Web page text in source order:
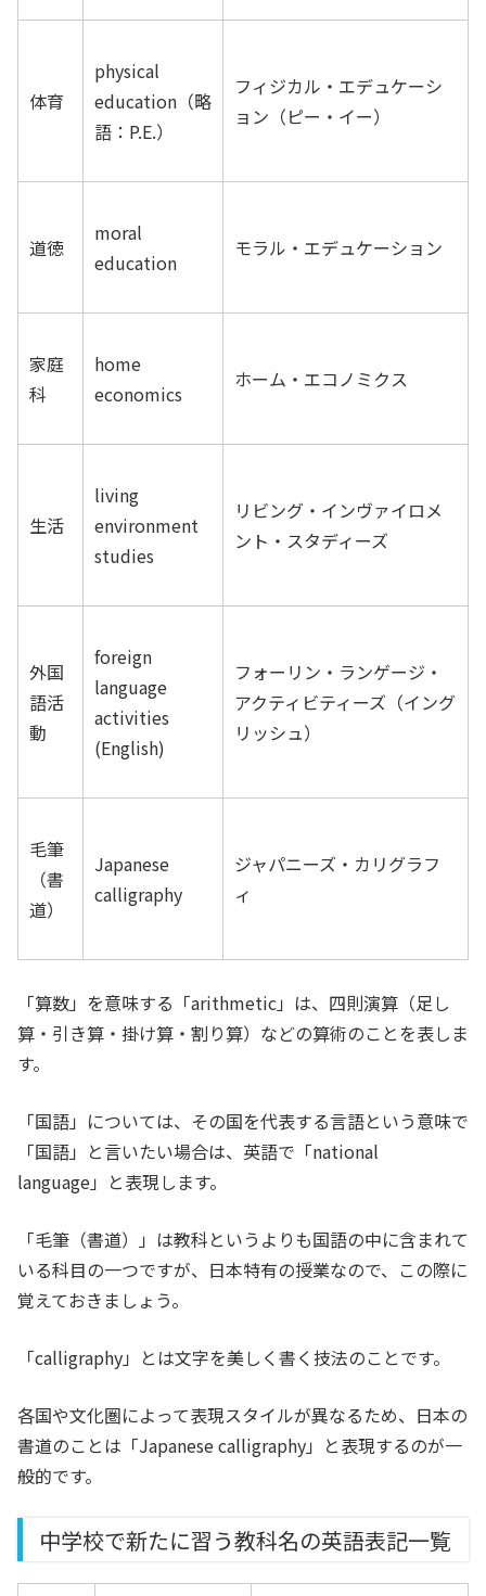
体育
physical
education（略
語：P.E.）
フィジカル・エデュケーシ
ョン（ピー・イー）
道徳
moral
education
モラル・エデュケーション
家庭
科
home
economics
ホーム・エコノミクス
生活
living
environment
studies
リビング・インヴァイロメ
ント・スタディーズ
外国
語活
動
foreign
language
activities
(English)
フォーリン・ランゲージ・
アクティビティーズ（イング
リッシュ）
毛筆
（書
道）
Japanese
calligraphy
ジャパニーズ・カリグラフ
ィ
「算数」を意味する「arithmetic」は、四則演算（足し
算・引き算・掛け算・割り算）などの算術のことを表しま
す。
「国語」については、その国を代表する言語という意味で
「国語」と言いたい場合は、英語で「national
language」と表現します。
「毛筆（書道）」は教科というよりも国語の中に含まれて
いる科目の一つですが、日本特有の授業なので、この際に
覚えておきましょう。
「calligraphy」とは文字を美しく書く技法のことです。
各国や文化圏によって表現スタイルが異なるため、日本の
書道のことは「Japanese calligraphy」と表現するのが一
般的です。
中学校で新たに習う教科名の英語表記一覧